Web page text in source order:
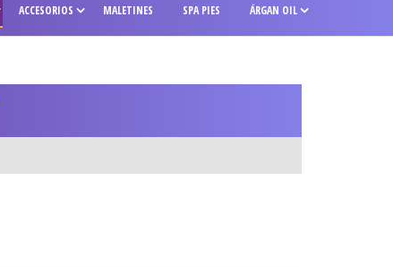
ACCESORIOS MALETINES SPA PIES ÁRGAN OIL